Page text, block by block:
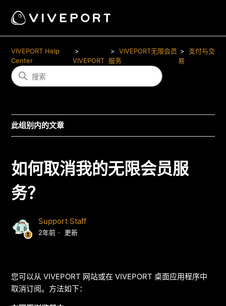
VIVEPORT Help
Center
VIVEPORT
VIVEPORT无限会员
服务
支付与交
易
此组别内的文章
如何取消我的无限会员服
务？
Support Staff
2年前 更新
您可以从 VIVEPORT 网站或在 VIVEPORT 桌面应用程序中
取消订阅。方法如下：